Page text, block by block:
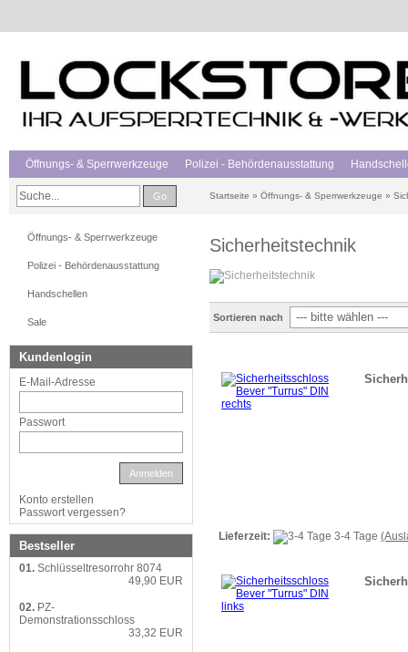
Öffnungs- & Sperrwerkzeuge Polizei - Behördenausstattung
Go Startseite » Öffnungs- & Sperrwerkzeuge »
Sicherheitstechnik
Sortieren nach
Lieferzeit: 3-4 Tage
Öffnungs- & Sperrwerkzeuge
Polizei - Behördenausstattung
Handschellen
Sale
Kundenlogin
E-Mail-Adresse
Passwort
Anmelden
Konto erstellen
Passwort vergessen?
Bestseller
01. Schlüsseltresorrohr 8074
49,90 EUR
02. PZ-
Demonstrationsschloss
33,32 EUR